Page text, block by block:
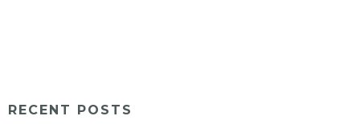
RECENT POSTS